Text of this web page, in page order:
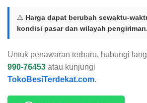
⚠️ Harga dapat berubah sewaktu-
kondisi pasar dan wilayah pengiriman.
Untuk penawaran terbaru, hubungi
990-76453 atau kunjungi
TokoBesiTerdekat.com.